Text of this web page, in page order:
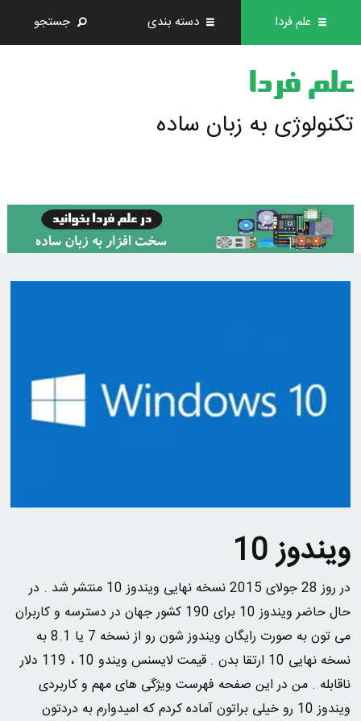
علم فردا دسته بندی جستجو
علم فردا
تکنولوژی به زبان ساده
ویندوز 10
در روز 28 جولای 2015 نسخه نهایی ویندوز 10 منتشر شد . در
حال حاضر ویندوز 10 برای 190 کشور جهان در دسترسه و کاربران
می تون به صورت رایگان ویندوز شون رو از نسخه 7 یا 8.1 به
نسخه نهایی 10 ارتقا بدن . قیمت لایسنس ویندو 10 ، 119 دلار
ناقابله . من در این صفحه فهرست ویژگی های مهم و کاربردی
ویندوز 10 رو خیلی براتون آماده کردم که امیدوارم به دردتون